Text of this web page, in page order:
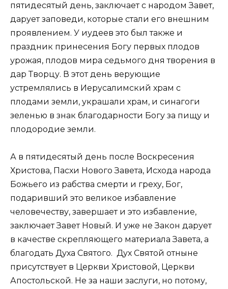
пятидесятый день, заключает с народом Завет,
дарует заповеди, которые стали его внешним
проявлением. У иудеев это был также и
праздник принесения Богу первых плодов
урожая, плодов мира седьмого дня творения в
дар Творцу. В этот день верующие
устремлялись в Иерусалимский храм с
плодами земли, украшали храм, и синагоги
зеленью в знак благодарности Богу за пищу и
плодородие земли.
А в пятидесятый день после Воскресения
Христова, Пасхи Нового Завета, Исхода народа
Божьего из рабства смерти и греху, Бог,
подаривший это великое избавление
человечеству, завершает и это избавление,
заключает Завет Новый. И уже не Закон дарует
в качестве скрепляющего материала Завета, а
благодать Духа Святого. Дух Святой отныне
присутствует в Церкви Христовой, Церкви
Апостольской. Не за наши заслуги, но потому,